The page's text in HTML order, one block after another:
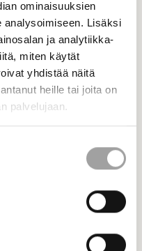
ominaisuuksien
analysoimiseen. Lisäksi
ja analytiikka-
miten käytät
yhdistää näitä
heille tai joita on
palvelujaan.